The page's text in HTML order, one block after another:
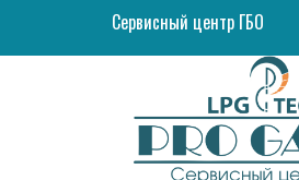
Сервисный центр ГБО